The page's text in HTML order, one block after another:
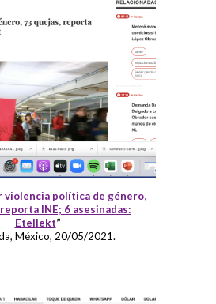
violencia política de género,
INE; 6 asesinadas:
Etellekt”
México, 20/05/2021.